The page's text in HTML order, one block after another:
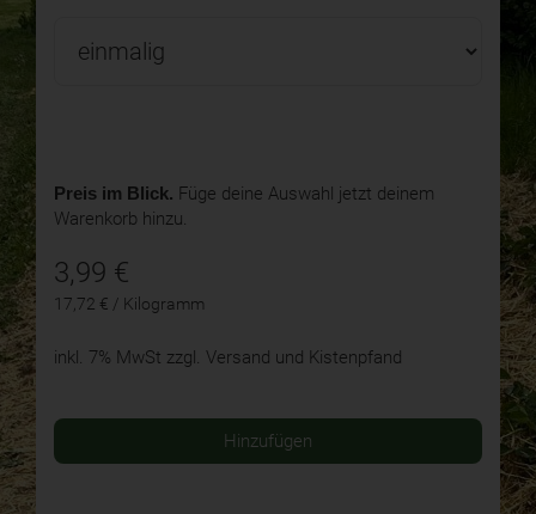
Preis im Blick. Füge deine Auswahl jetzt deinem
Warenkorb hinzu.
3,99 €
17,72 € / Kilogramm
inkl. 7% MwSt zzgl. Versand und Kistenpfand
Hinzufügen